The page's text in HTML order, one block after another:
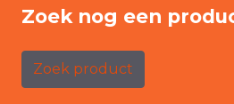
Zoek nog een
Zoek product